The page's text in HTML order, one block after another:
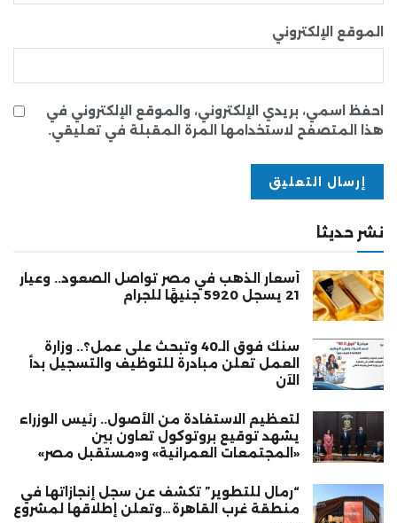
الموقع الإلكتروني
احفظ اسمي، بريدي الإلكتروني، والموقع الإلكتروني في
هذا المتصفح لاستخدامها المرة المقبلة في تعليقي.
نشر حديثا
أسعار الذهب في مصر تواصل الصعود.. وعيار
21 يسجل 5920 جنيهًا للجرام
سنك فوق الـ40 وتبحث على عمل؟.. وزارة
العمل تعلن مبادرة للتوظيف والتسجيل بدأ
الآن
لتعظيم الاستفادة من الأصول.. رئيس الوزراء
يشهد توقيع بروتوكول تعاون بين
«المجتمعات العمرانية» و«مستقبل مصر»
“رمال للتطوير” تكشف عن سجل إنجازاتها في
منطقة غرب القاهرة…وتعلن إطلاقها لمشروع